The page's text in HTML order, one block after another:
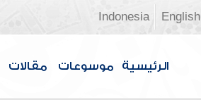
English
Indonesia
الرئيسية موسوعات مقالات